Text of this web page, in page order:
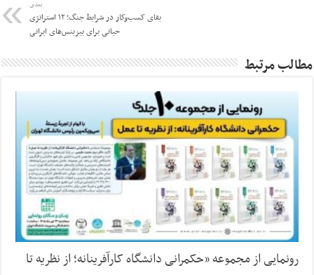
بعدی
بقای کسب‌وکار در شرایط جنگ؛ ۱۲ استراتژی
حیاتی برای بیزینس‌های ایرانی
مطالب مرتبط
رونمایی از مجموعه «حکمرانی دانشگاه کارآفرینانه؛ از نظریه تا